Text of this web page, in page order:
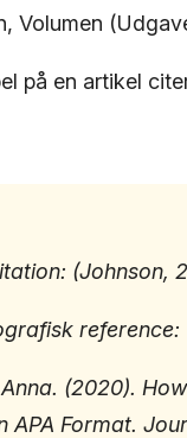
Volumen
på en artikel
(Johnson,
reference:
(2020).
APA Format.